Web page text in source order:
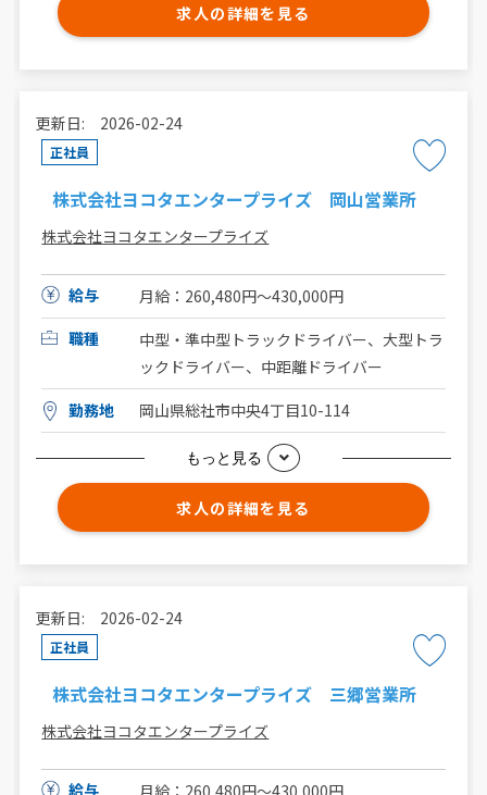
求人の詳細を見る
更新日: 2026-02-24
正社員
株式会社ヨコタエンタープライズ 岡山営業所
株式会社ヨコタエンタープライズ
給与
月給：260,480円〜430,000円
職種
中型・準中型トラックドライバー、大型トラ
ックドライバー、中距離ドライバー
勤務地
岡山県総社市中央4丁目10-114
もっと見る
求人の詳細を見る
更新日: 2026-02-24
正社員
株式会社ヨコタエンタープライズ 三郷営業所
株式会社ヨコタエンタープライズ
給与 月給：260,480円〜430,000円